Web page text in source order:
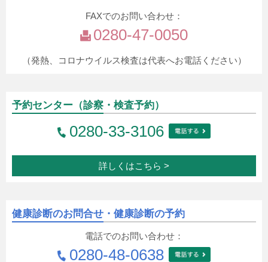
FAXでのお問い合わせ：
0280-47-0050
（発熱、コロナウイルス検査は代表へお電話ください）
予約センター （診察・検査予約）
0280-33-3106
詳しくはこちら >
健康診断のお問合せ・ 健康診断の予約
電話でのお問い合わせ：
0280-48-0638